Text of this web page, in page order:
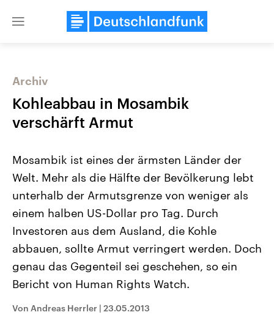
Close
Landtagswahl Sachsen-Anhalt
Alle Informationen
Sachsen-Anhalt wählt am 6.
September 2026 einen neuen
Landtag. Seit 2021 wird das
Bundesland von einer Koalition aus
CDU, SPD und FDP regiert.-
Umfragen, Prognosen,
und Hintergründe zu den Parteien
USA
Hintergründe
Wirtschaftlich und
gehören die Vereinigten
den mächtigsten Ländern
mit großem Einfluss auf
aktuelle Weltgeschehen.
Sendungen Programm
Archiv
Kohleabbau in Mosambik
verschärft Armut
Mosambik ist eines der ärmsten Länder der
Welt. Mehr als die Hälfte der Bevölkerung lebt
unterhalb der Armutsgrenze von weniger als
einem halben US-Dollar pro Tag. Durch
Investoren aus dem Ausland, die Kohle
abbauen, sollte Armut verringert werden. Doch
genau das Gegenteil sei geschehen, so ein
Bericht von Human Rights Watch.
Von Andreas Herrler | 23.05.2013